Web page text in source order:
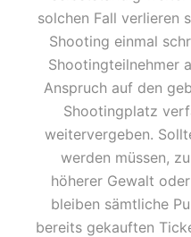
solchen Fall verlieren
Shooting einmal
Shootingteilnehmer
Anspruch auf den
Shootingplatz
weitervergeben.
werden müssen,
höherer Gewalt
bleiben sämtliche
bereits gekauften